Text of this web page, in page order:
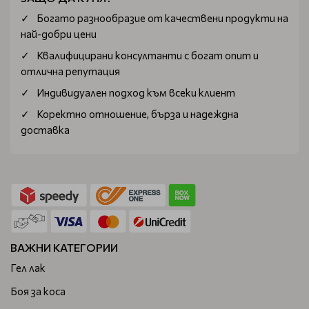
контрол на себума. Търсете продукти с:
Ниацинамид
Салицилова киселина
Чаено дърво
Центела Азиатика
Тези съставки подпомагат почистването на порите и
Козметика за чувствителна кожа
Чувствителната кожа изисква деликатна грижа и
минимален риск от раздразнения. Подходящи съставки
Пантенол
Центела Азиатика
Богатo разнообразие от качествени продукти на
най-добри цени
Квалифицирани консултанти с богат опит и
отлична репутация
Индивидуален подход към всеки клиент
Коректно отношение, бърза и надеждна
доставка
ВАЖНИ КАТЕГОРИИ
Гел лак
Боя за коса